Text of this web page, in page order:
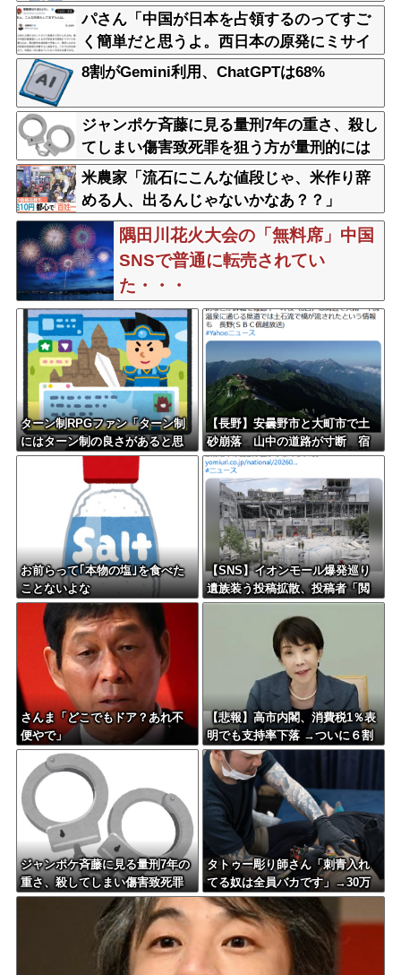
パさん「中国が日本を占領するのってすご
く簡単だと思うよ。西日本の原発にミサイ
ルを撃ち込めばいい」
8割がGemini利用、ChatGPTは68%
ジャンポケ斉藤に見る量刑7年の重さ、殺し
てしまい傷害致死罪を狙う方が量刑的には
軽いと話題
米農家「流石にこんな値段じゃ、米作り辞
める人、出るんじゃないかなあ？？」
隅田川花火大会の「無料席」中国
SNSで普通に転売されてい
た・・・
ターン制RPGファン「ターン制
にはターン制の良さがあると思
います」
【長野】安曇野市と大町市で土
砂崩落 山中の道路が寸断 宿
泊客や登山客など計400人近くが
孤立か 土石流で橋が流された
との情報も
お前らって｢本物の塩｣を食べた
ことないよな
【SNS】イオンモール爆発巡り
遺族装う投稿拡散、投稿者「閲
覧数稼ぎや承認欲求止まらなく
さんま「どこでもドア？あれ不
便やで」
【悲報】高市内閣、消費税1％表
明でも支持率下落 →ついに６割
割れ
ジャンポケ斉藤に見る量刑7年の
重さ、殺してしまい傷害致死罪
を狙う方が量刑的には軽いと話
タトゥー彫り師さん「刺青入れ
てる奴は全員バカです」→30万
再生ｗｗｗｗｗｗ